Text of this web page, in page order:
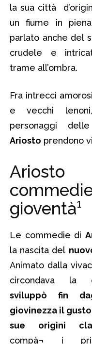
la sua città
un fiume in
parlato anche del
crudele e
trame all’ombra.
Fra intrecci
e vecchi
personaggi
Ariosto prendono
gioventà¹
Le commedie di
la nascita del
Animato dalla
circondava la
sviluppò fin
giovinezza il
sue origini
compà¬ i